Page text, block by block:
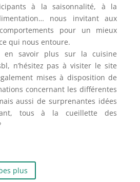
à la saisonnalité, à la
nous invitant aux
pour un mieux
qui nous entoure.
en savoir plus sur la cuisine
n’hésitez pas à visiter le site
mises à disposition de
concernant les différentes
aussi de surprenantes idées
tous à la cueillette des
plus